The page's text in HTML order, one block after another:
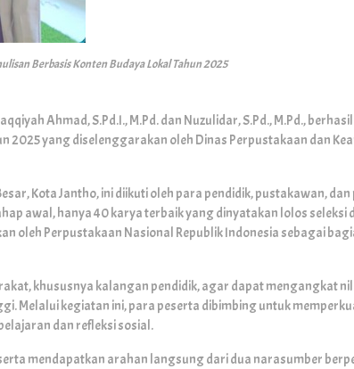
Berbasis Konten Budaya Lokal Tahun 2025
Ahmad, S.Pd.I., M.Pd. dan Nuzulidar, S.Pd., M.Pd.,
2025 yang diselenggarakan oleh Dinas Perpustakaan dan
Kota Jantho, ini diikuti oleh para pendidik, pustakawan,
awal, hanya 40 karya terbaik yang dinyatakan lolos
oleh Perpustakaan Nasional Republik Indonesia sebagai
khususnya kalangan pendidik, agar dapat mengangkat
Melalui kegiatan ini, para peserta dibimbing untuk
dan refleksi sosial.
mendapatkan arahan langsung dari dua narasumber